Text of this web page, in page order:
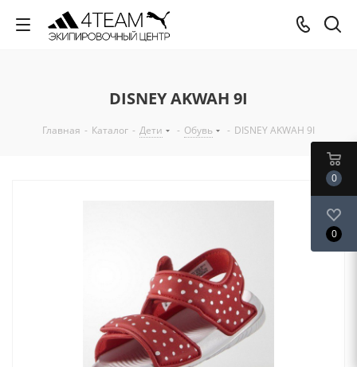
DISNEY AKWAH 9I
Главная - Каталог - Дети - Обувь - DISNEY AKWAH 9I
0
0